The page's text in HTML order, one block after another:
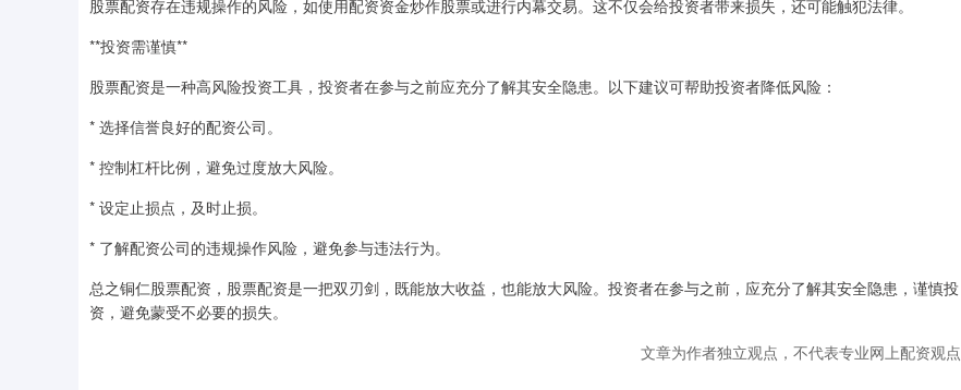
股票配资存在违规操作的风险，如使用配资资金炒作股票或进行内幕交易。这不仅会给投资者带来损失，还可能触犯法律。
**投资需谨慎**
股票配资是一种高风险投资工具，投资者在参与之前应充分了解其安全隐患。以下建议可帮助投资者降低风险：
* 选择信誉良好的配资公司。
* 控制杠杆比例，避免过度放大风险。
* 设定止损点，及时止损。
* 了解配资公司的违规操作风险，避免参与违法行为。
总之铜仁股票配资，股票配资是一把双刃剑，既能放大收益，也能放大风险。投资者在参与之前，应充分了解其安全隐患，谨慎投
资，避免蒙受不必要的损失。
文章为作者独立观点，不代表专业网上配资观点